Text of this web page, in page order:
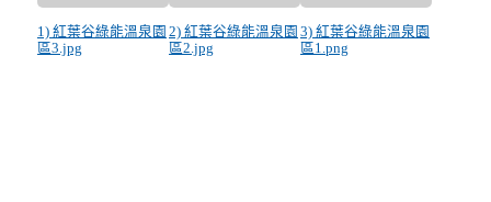
1) 紅葉谷綠能溫泉園
區3.jpg
2) 紅葉谷綠能溫泉園
區2.jpg
3) 紅葉谷綠能溫泉園
區1.png